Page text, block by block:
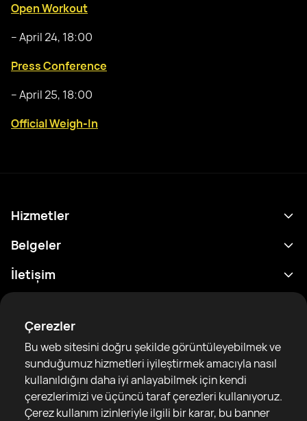
Çerezler
Bu web sitesini doğru şekilde görüntüleyebilmek ve
sunduğumuz hizmetleri iyileştirmek amacıyla nasıl
kullanıldığını daha iyi anlayabilmek için kendi
çerezlerimizi ve üçüncü taraf çerezleri kullanıyoruz.
Çerez kullanım izinleriyle ilgili bir karar, bu banner
Open Workout
– April 24, 18:00
Press Conference
– April 25, 18:00
Official Weigh-In
RTF United service limited
Hizmetler
Program
Sonuçlar
Analitik
Sıralamalar
Haberler
Makaleler
Sparring Finder
Belgeler
Gizlilik Politikası
Kullanım Şartları
Topluluk Rehberleri
İletişim